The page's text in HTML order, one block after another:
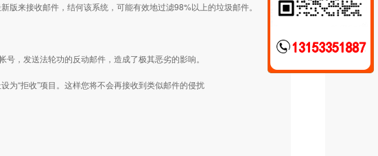
来接收邮件，结何该系统，可能有效地过滤98%以上的垃圾邮件。
，发送法轮功的反动邮件，造成了极其恶劣的影响。
“拒收”项目。这样您将不会再接收到类似邮件的侵扰